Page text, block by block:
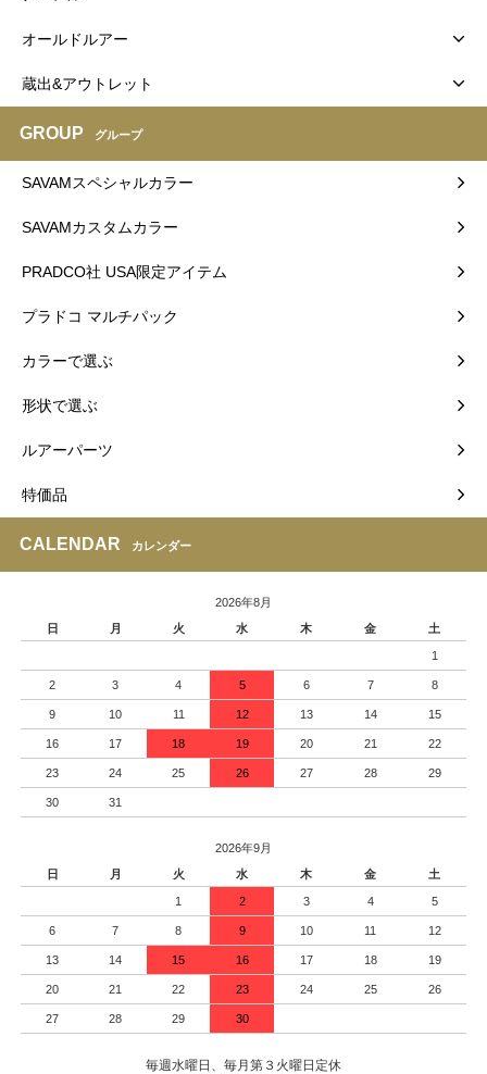
オールドルアー
蔵出&アウトレット
GROUP グループ
SAVAMスペシャルカラー
SAVAMカスタムカラー
PRADCO社 USA限定アイテム
プラドコ マルチパック
カラーで選ぶ
形状で選ぶ
ルアーパーツ
特価品
CALENDAR カレンダー
2026年8月
日
月 火 水 木 金 土
1
2 3 4 5 6 7 8
9 10 11 12 13 14 15
16 17 18 19 20 21 22
23 24 25 26 27 28 29
30 31
2026年9月
日
月 火 水 木 金 土
1 2 3 4 5
6 7 8 9 10 11 12
13 14 15 16 17 18 19
20 21 22 23 24 25 26
27 28 29 30
毎週水曜日、毎月第３火曜日定休